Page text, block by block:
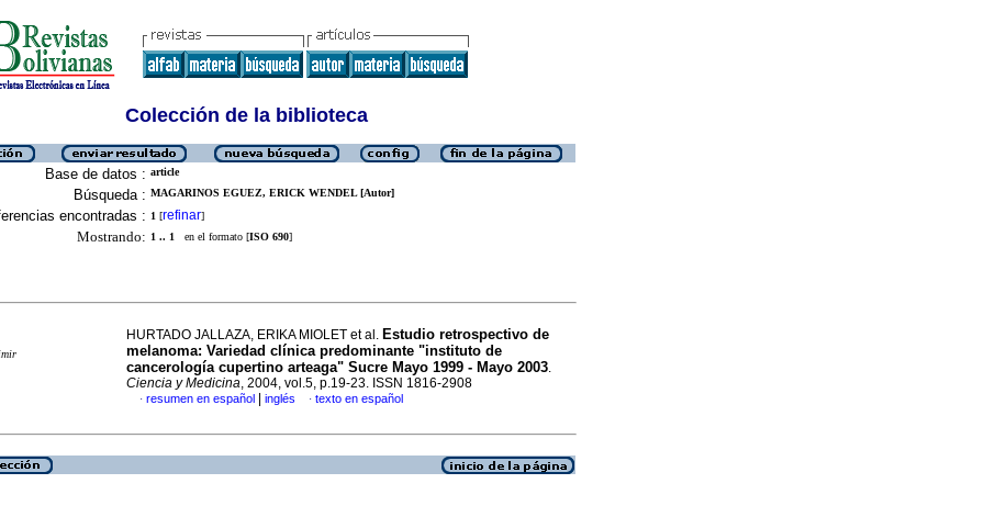
Colección de la biblioteca
Base de datos : article
Búsqueda : MAGARINOS EGUEZ, ERICK WENDEL [Autor]
encontradas : 1 [refinar]
Mostrando: 1 .. 1 en el formato [ISO 690]
HURTADO JALLAZA, ERIKA MIOLET et al. Estudio retrospectivo de
melanoma: Variedad clínica predominante "instituto de
cancerología cupertino arteaga" Sucre Mayo 1999 - Mayo 2003.
Ciencia y Medicina, 2004, vol.5, p.19-23. ISSN 1816-2908
· resumen en español inglés · texto en español